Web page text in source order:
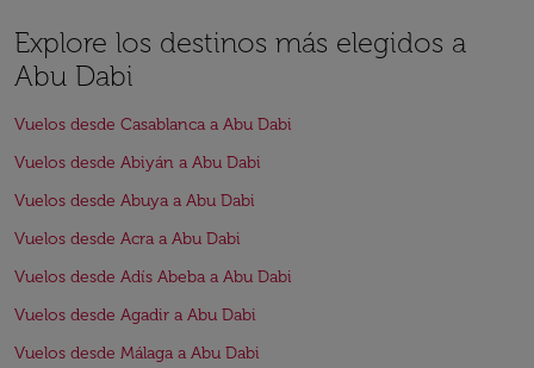
Explore los destinos más elegidos a
Abu Dabi
Vuelos desde Casablanca a Abu Dabi
Vuelos desde Abiyán a Abu Dabi
Vuelos desde Abuya a Abu Dabi
Vuelos desde Acra a Abu Dabi
Vuelos desde Adís Abeba a Abu Dabi
Vuelos desde Agadir a Abu Dabi
Vuelos desde Málaga a Abu Dabi